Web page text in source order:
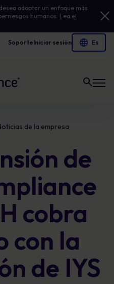
adoptar un enfoque más
humanos. Lea el
SoporteIniciar sesión
de la empresa
de
cobra
con la
de IYS